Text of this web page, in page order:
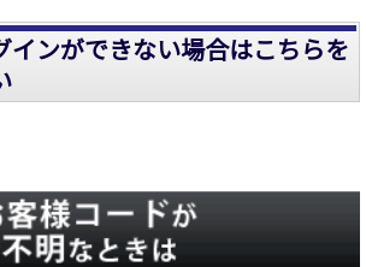
インができない場合はこちらを